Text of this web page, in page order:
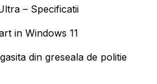
– Specificatii
in Windows 11
din greseala de politie